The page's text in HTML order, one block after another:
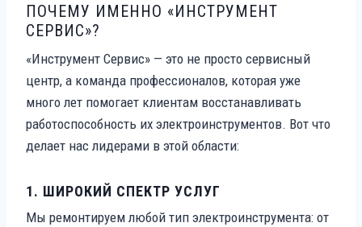
ПОЧЕМУ ИМЕННО «ИНСТРУМЕНТ
СЕРВИС»?
«Инструмент Сервис» — это не просто сервисный
центр, а команда профессионалов, которая уже
много лет помогает клиентам восстанавливать
работоспособность их электроинструментов. Вот что
делает нас лидерами в этой области:
1. ШИРОКИЙ СПЕКТР УСЛУГ
Мы ремонтируем любой тип электроинструмента: от